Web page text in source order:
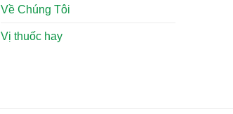
Về Chúng Tôi
Vị thuốc hay